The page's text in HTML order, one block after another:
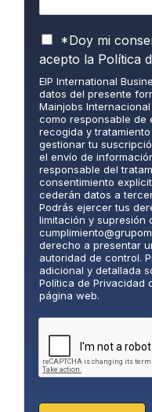
P
o
í
t
i
c
a
d
e
P
r
i
v
a
c
i
d
a
*Doy mi
acepto la Política
EIP International
datos del presente
Mainjobs
como responsable de
recogida y
gestionar tu
el envío de
responsable del
consentimiento
cederán datos a
Podrás ejercer tus
limitación y supresión
derecho a presentar
autoridad de control.
adicional y detallada
Política de Privacidad
página web.